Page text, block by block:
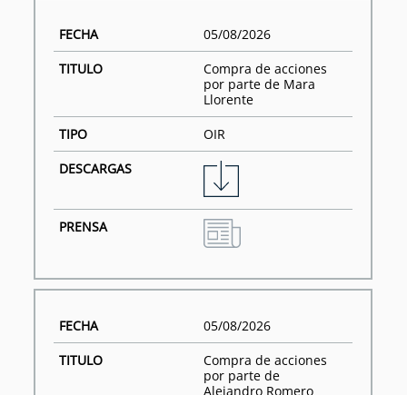
05/08/2026
Compra de acciones
por parte de Mara
Llorente
OIR
05/08/2026
Compra de acciones
por parte de
Alejandro Romero